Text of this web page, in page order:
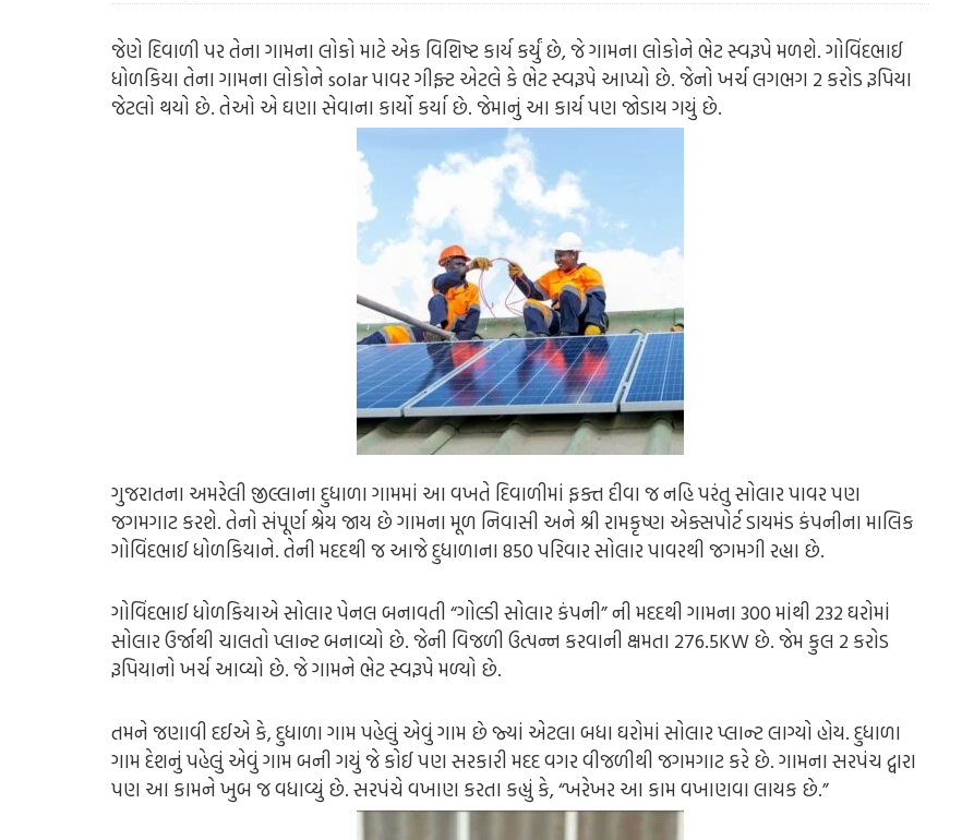
જેણે દિવાળી પર તેના ગામના લોકો માટે એક વિશિષ્ટ કાર્ય કર્યું છે, જે ગામના લોકોને ભેટ સ્વરૂપે મળશે. ગોવિંદભાઈ
ધોળકિયા તેના ગામના લોકોને solar પાવર ગીફ્ટ એટલે કે ભેટ સ્વરૂપે આપ્યો છે. જેનો ખર્ચ લગભગ 2 કરોડ રૂપિયા
જેટલો થયો છે. તેઓ એ ઘણા સેવાના કાર્યો કર્યા છે. જેમાનું આ કાર્ય પણ જોડાય ગયું છે.
ગુજરાતના અમરેલી જીલ્લાના દુધાળા ગામમાં આ વખતે દિવાળીમાં ફક્ત દીવા જ નહિ પરંતુ સોલાર પાવર પણ
જગમગાટ કરશે. તેનો સંપૂર્ણ શ્રેય જાય છે ગામના મૂળ નિવાસી અને શ્રી રામકૃષ્ણ એક્સપોર્ટ ડાયમંડ કંપનીના માલિક
ગોવિંદભાઈ ધોળકિયાને. તેની મદદથી જ આજે દુધાળાના 850 પરિવાર સોલાર પાવરથી જગમગી રહ્યા છે.
ગોવિંદભાઈ ધોળકિયાએ સોલાર પેનલ બનાવતી “ગોલ્ડી સોલાર કંપની” ની મદદથી ગામના 300 માંથી 232 ઘરોમાં
સોલાર ઉર્જાથી ચાલતો પ્લાન્ટ બનાવ્યો છે.જેની વિજળી ઉત્પન્ન કરવાની ક્ષમતા 276.5KW છે.જેમ કુલ 2 કરોડ
રૂપિયાનો ખર્ચ આવ્યો છે. જે ગામને ભેટ સ્વરૂપે મળ્યો છે.
તમને જણાવી દઈએ કે, દુધાળા ગામ પહેલું એવું ગામ છે જ્યાં એટલા બધા ઘરોમાં સોલાર પ્લાન્ટ લાગ્યો હોય. દુધાળા
ગામ દેશનું પહેલું એવું ગામ બની ગયું જે કોઈ પણ સરકારી મદદ વગર વીજળીથી જગમગાટ કરે છે. ગામના સરપંચ દ્વારા
પણ આ કામને ખુબ જ વધાવ્યું છે. સરપંચે વખાણ કરતા કહ્યું કે, “ખરેખર આ કામ વખાણવા લાયક છે.”